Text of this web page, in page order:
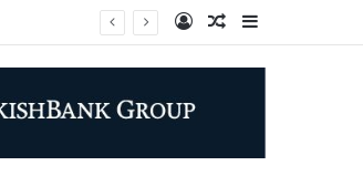
Kayıt OlRastgele Makale